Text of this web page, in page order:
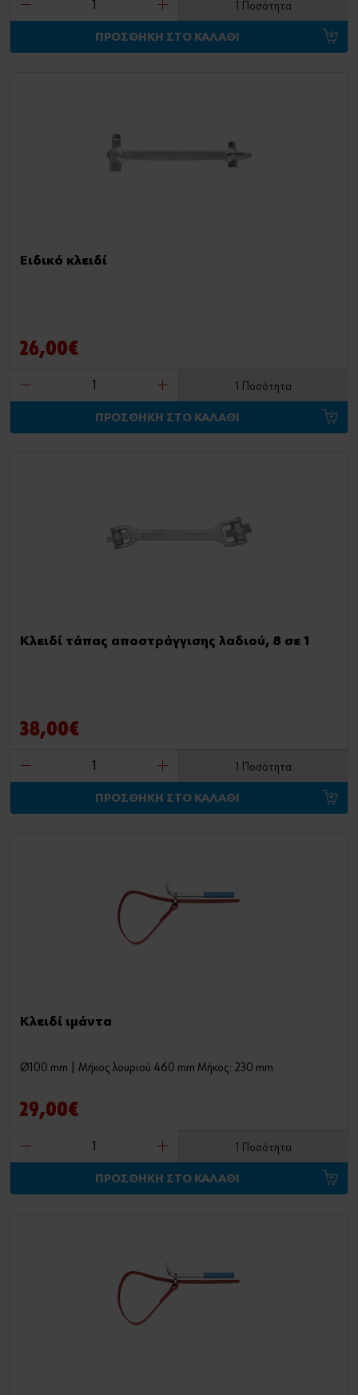
1 Ποσότητα
ΠΡΟΣΘΗΚΗ ΣΤΟ ΚΑΛΑΘΙ
Ειδικό κλειδί
26,00€
1 Ποσότητα
ΠΡΟΣΘΗΚΗ ΣΤΟ ΚΑΛΑΘΙ
Κλειδί τάπας αποστράγγισης λαδιού, 8 σε 1
38,00€
1 Ποσότητα
ΠΡΟΣΘΗΚΗ ΣΤΟ ΚΑΛΑΘΙ
Κλειδί ιμάντα
Ø100 mm | Μήκος λουριού 460 mm Μήκος: 230 mm
29,00€
1 Ποσότητα
ΠΡΟΣΘΗΚΗ ΣΤΟ ΚΑΛΑΘΙ